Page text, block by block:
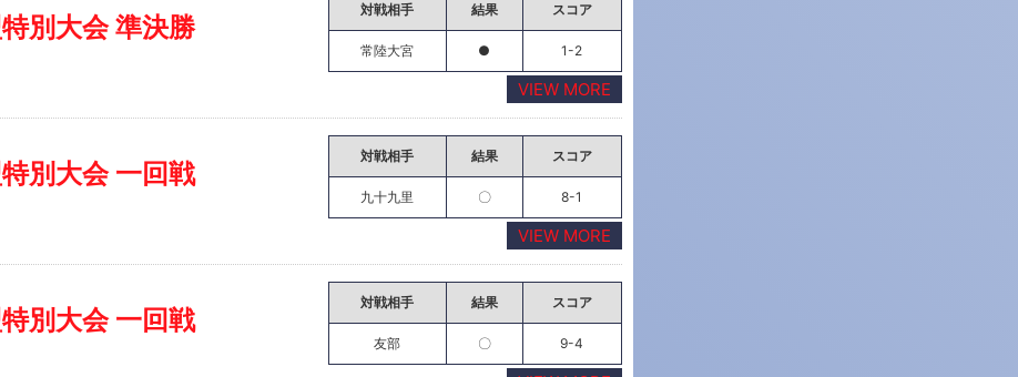
別大会 準決勝
対戦相手 結果 スコア
常陸大宮 ● 1-2
VIEW MORE
別大会 一回戦
対戦相手 結果 スコア
九十九里 〇 8-1
VIEW MORE
別大会 一回戦
対戦相手 結果 スコア
友部 〇 9-4